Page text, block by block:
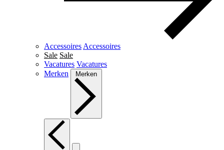
Accessoires Accessoires
Sale Sale
Vacatures Vacatures
Merken
Merken